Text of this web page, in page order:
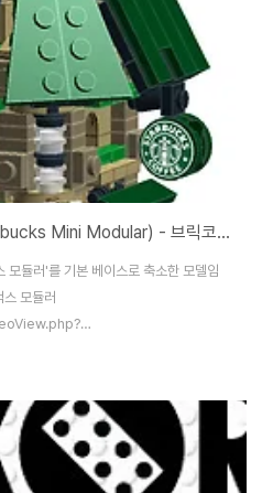
끈 매작가님의 엘사성. 단색이라 ..
스타벅스 미니 모듈러 (Starbucks Mini Modular) - 브릭코리아 컨벤션 2015
모듈러'를 기본 베이스로 축소한 모델임
모듈러
너무 커서 포기. 그럼 작게라도 해볼까?
간 뚝딱 해서 흉내를 내다보니.. 요런 녀
정이 더 가해졌습니다만..;) 그렇게 뚝딱
되고.. 내일부터 펼쳐질 브릭코리아